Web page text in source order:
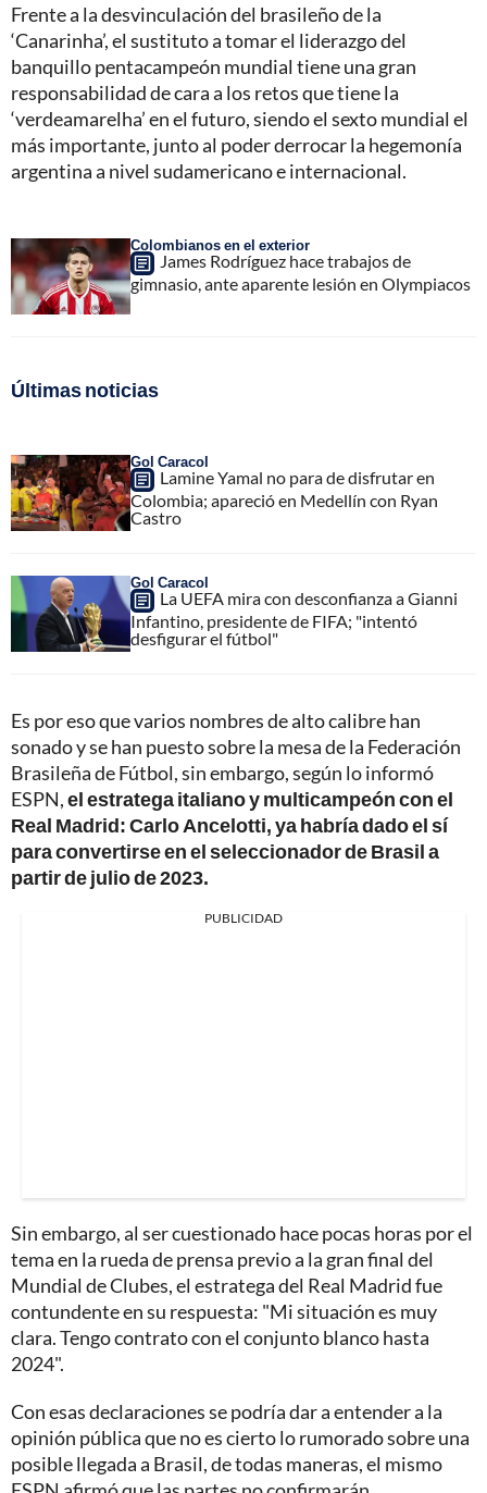
Frente a la desvinculación del brasileño de la
‘Canarinha’, el sustituto a tomar el liderazgo del
banquillo pentacampeón mundial tiene una gran
responsabilidad de cara a los retos que tiene la
‘verdeamarelha’ en el futuro, siendo el sexto mundial el
más importante, junto al poder derrocar la hegemonía
argentina a nivel sudamericano e internacional.
Colombianos en el exterior
James Rodríguez hace trabajos de
gimnasio, ante aparente lesión en Olympiacos
Últimas noticias
Gol Caracol
Lamine Yamal no para de disfrutar en
Colombia; apareció en Medellín con Ryan
Castro
Gol Caracol
La UEFA mira con desconfianza a Gianni
Infantino, presidente de FIFA; "intentó
desfigurar el fútbol"
Es por eso que varios nombres de alto calibre han
sonado y se han puesto sobre la mesa de la Federación
Brasileña de Fútbol, sin embargo, según lo informó
ESPN,el estratega italiano y multicampeón con el
Real Madrid: Carlo Ancelotti, ya habría dado el sí
para convertirse en el seleccionador de Brasil a
partir de julio de 2023.
PUBLICIDAD
Sin embargo, al ser cuestionado hace pocas horas por el
tema en la rueda de prensa previo a la gran final del
Mundial de Clubes, el estratega del Real Madrid fue
contundente en su respuesta: "Mi situación es muy
clara. Tengo contrato con el conjunto blanco hasta
2024".
Con esas declaraciones se podría dar a entender a la
opinión pública que no es cierto lo rumorado sobre una
posible llegada a Brasil, de todas maneras, el mismo